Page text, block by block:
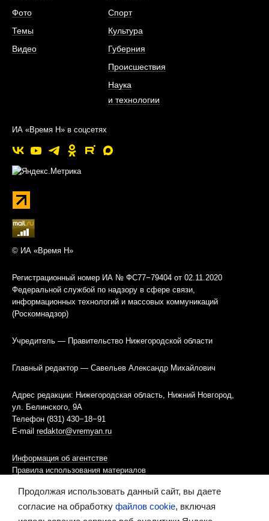
Фото
Темы
Видео
Спорт
Культура
Губерния
Происшествия
Наука
и технологии
ИА «Время Н» в соцсетях
© ИА «Время Н»
Регистрационный номер ИА № ФС77−79404 от 02.11.2020
Федеральной службой по надзору в сфере связи,
информационных технологий и массовых коммуникаций
(Роскомнадзор)
Учредитель — Правительство Нижегородской области
Главный редактор — Савельев Александр Михайлович
Адрес редакции: Нижегородская область, Нижний Новгород,
ул. Белинского, 9А
Телефон (831) 430−18−91
E-mail redaktor@vremyan.ru
Информация об агентстве
Правила использования материалов
Информационная политика использования «cookies»-файлов
Продолжая использовать данный сайт, вы даете
согласие на обработку файлов cookie, включая